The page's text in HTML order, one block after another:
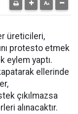
üreticileri,
protesto etmek
eylem yaptı.
ellerinde
çıkılmazsa
alınacaktır.